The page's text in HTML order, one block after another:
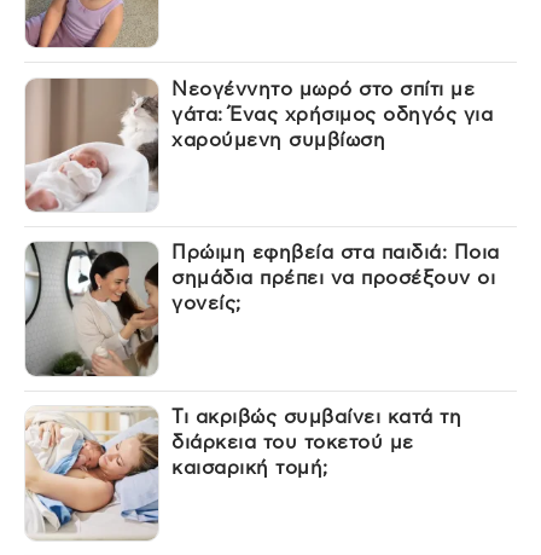
Νεογέννητο μωρό στο σπίτι με
γάτα: Ένας χρήσιμος οδηγός για
χαρούμενη συμβίωση
Πρώιμη εφηβεία στα παιδιά: Ποια
σημάδια πρέπει να προσέξουν οι
γονείς;
Τι ακριβώς συμβαίνει κατά τη
διάρκεια του τοκετού με
καισαρική τομή;